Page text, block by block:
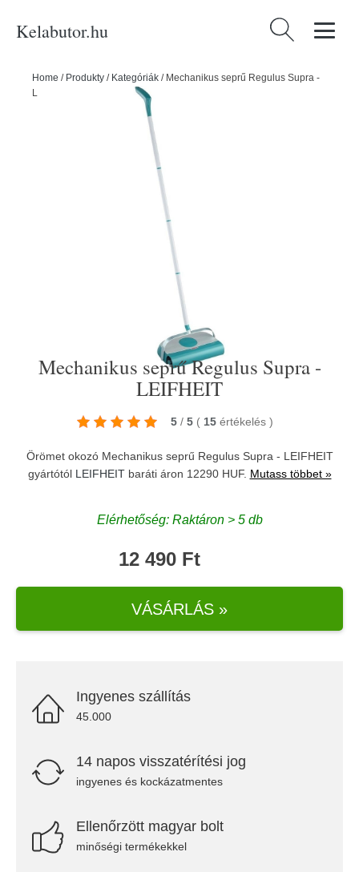
Kelabutor.hu Keresés:
Home / Produkty / Kategóriák / Mechanikus seprű Regulus Supra -
LEIFHEIT
Mechanikus seprű Regulus Supra -
LEIFHEIT
5 / 5 ( 15 értékelés )
Örömet okozó Mechanikus seprű Regulus Supra - LEIFHEIT
gyártótól LEIFHEITbaráti áron 12290 HUF. Mutass többet »
Elérhetőség: Raktáron > 5 db
12 490 Ft
VÁSÁRLÁS »
Ingyenes szállítás
45.000
14 napos visszatérítési jog
ingyenes és kockázatmentes
Ellenőrzött magyar bolt
minőségi termékekkel